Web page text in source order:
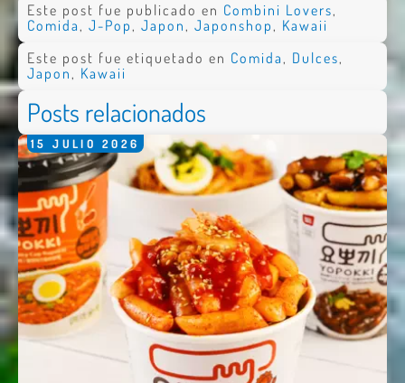
Este post fue publicado en Combini Lovers,
Comida, J-Pop, Japon, Japonshop, Kawaii
Este post fue etiquetado en Comida, Dulces,
Japon, Kawaii
Posts relacionados
15 JULIO 2026